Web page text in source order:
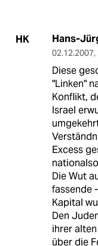
HK Hans-
02.12.2007,
Diese
"Linken"
Konflikt,
Israel
Excess
Die Wut
fassende
Kapital
Den
ihrer
über die